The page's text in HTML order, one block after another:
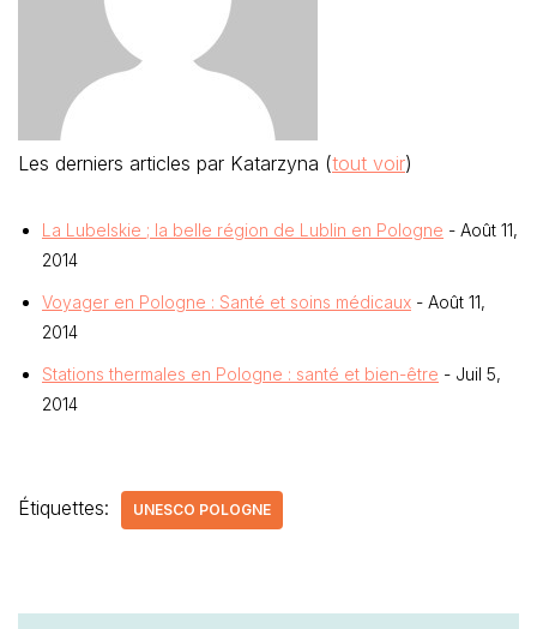
Les derniers articles par Katarzyna (tout voir)
La Lubelskie ; la belle région de Lublin en Pologne - Août 11,
2014
Voyager en Pologne : Santé et soins médicaux - Août 11,
2014
Stations thermales en Pologne : santé et bien-être - Juil 5,
2014
Étiquettes: UNESCO POLOGNE